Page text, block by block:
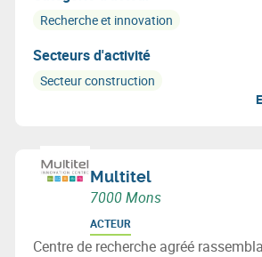
assistance et conseils techniques.
Recherche et innovation
Secteurs d'activité
Secteur construction
Multitel
7000 Mons
ACTEUR
Centre de recherche agréé